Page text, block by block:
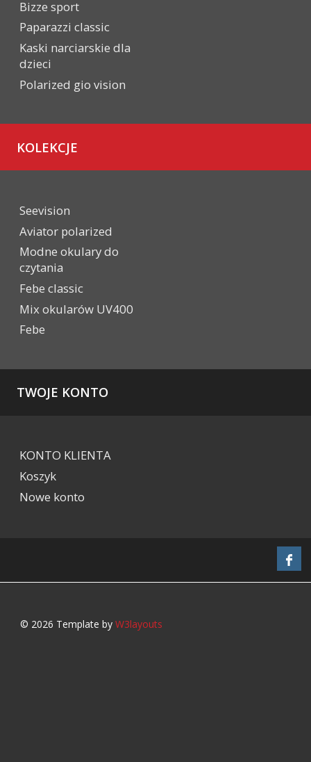
Bizze sport
Paparazzi classic
Kaski narciarskie dla
dzieci
Polarized gio vision
KOLEKCJE
Seevision
Aviator polarized
Modne okulary do
czytania
Febe classic
Mix okularów UV400
Febe
TWOJE KONTO
KONTO KLIENTA
Koszyk
Nowe konto
© 2026 Template by W3layouts